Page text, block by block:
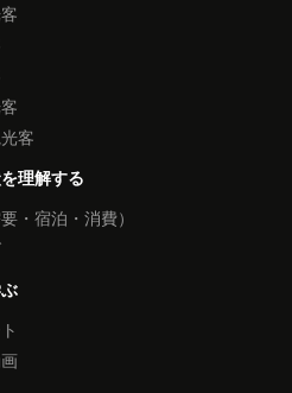
客
理解する
・宿泊・消費）